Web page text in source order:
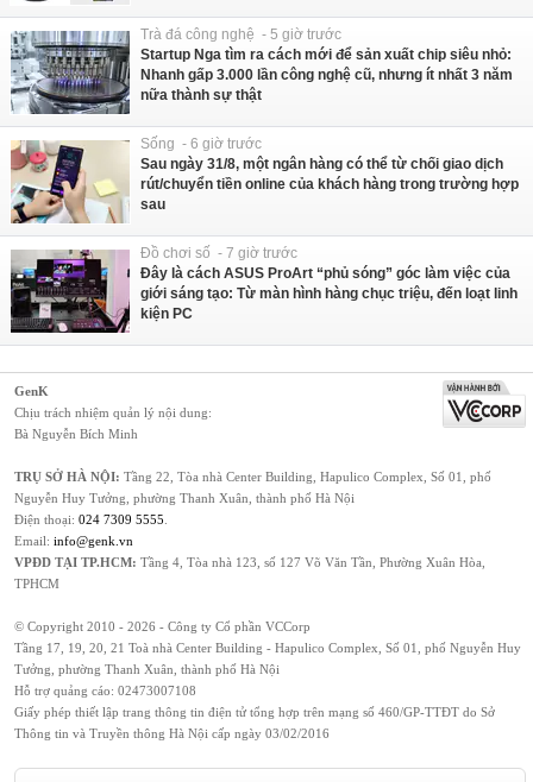
Trà đá công nghệ - 5 giờ trước
Startup Nga tìm ra cách mới để sản xuất chip siêu nhỏ:
Nhanh gấp 3.000 lần công nghệ cũ, nhưng ít nhất 3 năm
nữa thành sự thật
Sống - 6 giờ trước
Sau ngày 31/8, một ngân hàng có thể từ chối giao dịch
rút/chuyển tiền online của khách hàng trong trường hợp
sau
Đồ chơi số - 7 giờ trước
Đây là cách ASUS ProArt “phủ sóng” góc làm việc của
giới sáng tạo: Từ màn hình hàng chục triệu, đến loạt linh
kiện PC
GenK
Chịu trách nhiệm quản lý nội dung:
Bà Nguyễn Bích Minh
TRỤ SỞ HÀ NỘI: Tầng 22, Tòa nhà Center Building, Hapulico Complex, Số 01, phố
Nguyễn Huy Tưởng, phường Thanh Xuân, thành phố Hà Nội
Điện thoại: 024 7309 5555
Email: info@genk.vn
VPĐD TẠI TP.HCM: Tầng 4, Tòa nhà 123, số 127 Võ Văn Tần, Phường Xuân Hòa,
TPHCM
© Copyright 2010 - 2026 - Công ty Cổ phần VCCorp
Tầng 17, 19, 20, 21 Toà nhà Center Building - Hapulico Complex, Số 01, phố Nguyễn Huy
Tưởng, phường Thanh Xuân, thành phố Hà Nội
Hỗ trợ quảng cáo: 02473007108
Giấy phép thiết lập trang thông tin điện tử tổng hợp trên mạng số 460/GP-TTĐT do Sở
Thông tin và Truyền thông Hà Nội cấp ngày 03/02/2016